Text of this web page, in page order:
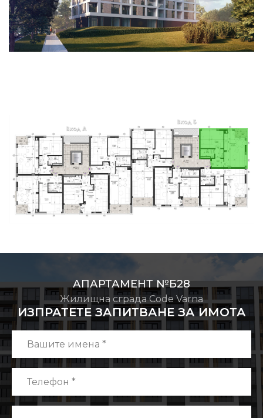
АПАРТАМЕНТ №Б28
Жилищна сграда Code Varna
ИЗПРАТЕТЕ ЗАПИТВАНЕ ЗА ИМОТА